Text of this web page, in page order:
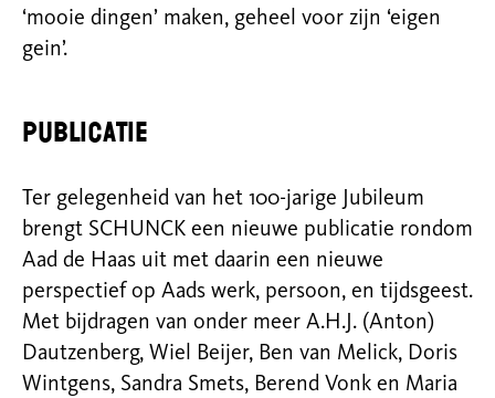
‘mooie dingen’ maken, geheel voor zijn ‘eigen
gein’.
Publicatie
Ter gelegenheid van het 100-jarige Jubileum
brengt SCHUNCK een nieuwe publicatie rondom
Aad de Haas uit met daarin een nieuwe
perspectief op Aads werk, persoon, en tijdsgeest.
Met bijdragen van onder meer A.H.J. (Anton)
Dautzenberg, Wiel Beijer, Ben van Melick, Doris
Wintgens, Sandra Smets, Berend Vonk en Maria